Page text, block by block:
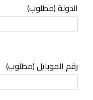
الدولة (مطلوب)
رقم الموبايل (مطلوب)